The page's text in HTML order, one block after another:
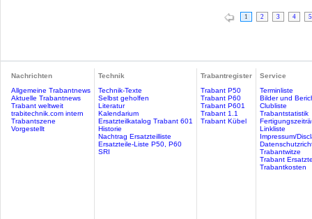
1 2 3 4 5
Nachrichten
Allgemeine Trabantnews
Aktuelle Trabantnews
Trabant weltweit
trabitechnik.com intern
Trabantszene
Vorgestellt
Technik
Technik-Texte
Selbst geholfen
Literatur
Kalendarium
Ersatzteilkatalog Trabant 601
Historie
Nachtrag Ersatzteilliste
Ersatzteile-Liste P50, P60
SRI
Trabantregister
Trabant P50
Trabant P60
Trabant P601
Trabant 1.1
Trabant Kübel
Service
Terminliste
Bilder und
Clubliste
Trabantstatistik
Linkliste
Impressum/
Trabantwitze
Trabant
Trabantkosten